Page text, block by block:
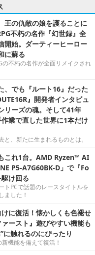
王の仇敵の娘を護ることに
不朽の名作『幻世録』全
開始。ダーティーヒーロー
に蘇る
の不朽の名作が全面リメイクされ
、でも『ルート16』だった
』開発者インタビュ
リーズの魂。そして41年
業で直した世界に1本だけ
、新たに生まれるものとは。
これ1台。AMD Ryzen™ AI
P5-A7G60BK-D」で『Fo
け回る
トPCで話題のレースタイトルを
ました！
に復活！懐かしくも色褪せ
ースト』遊びやすい機能も
に触れるのにぴったり
機能を備えて復活！